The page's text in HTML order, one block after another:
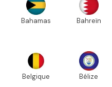
Bahamas Bahreïn
Belgique Bélize